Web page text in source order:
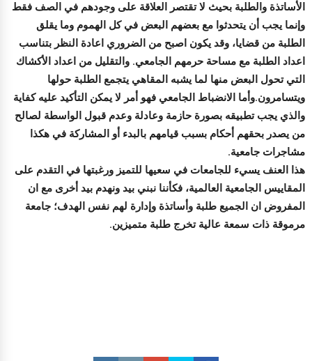
الأساتذة والطلبة بحيث لا تقتصر العلاقة على وجودهم في الصف فقط
وإنما يجب أن يتحدثوا مع بعضهم البعض في كل الهموم وما يقلق
الطلبة من قضايا، وقد يكون اصبح من الضروري اعادة النظر بتناسب
اعداد الطلبة مع مساحة حرمهم الجامعي. والتقليل من اعداد الأكشاك
التي تحول البعض منها لما يشبه المقاهي يتجمع الطلبة حولها
ويتسامرون.وأما الانضباط الجامعي فهو أمر لا يمكن التأكيد عليه كفاية
والذي يجب تطبيقه بصورة حازمة وعادلة وعدم قبول الواسطة لصالح
من يصدر بحقهم أحكام بسبب قيامهم بالبدء أو المشاركة في هكذا
مشاجرات جامعية.
هذا العنف يسيء للجامعات في سعيها للتميز ورغبتها في التقدم على
المقاييس الجامعية العالمية، فكأننا نبني بيد ونهدم بيد أخرى مع ان
المفروض ان الجميع طلبة وأساتذة وإدارة لهم نفس الهدف؛ جامعة
مرموقة ذات سمعة عالية تخرج طلبة متميزين.